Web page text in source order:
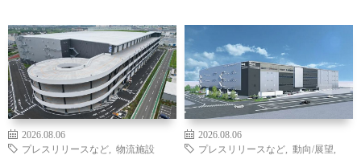
2026.08.06
プレスリリースなど
物流施設
2026.08.06
プレスリリースなど
動向/展望